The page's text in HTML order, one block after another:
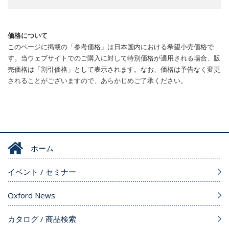
価格について
このページに掲載の「参考価格」は日本国内における希望小売価格で
す。当ウェブサイトでのご購入に対して特別価格が適用される場合、販
売価格は「割引価格」として表示されます。なお、価格は予告なく変更
されることがございますので、あらかじめご了承ください。
ホーム
イベント / セミナー
Oxford News
カタログ / 商品検索